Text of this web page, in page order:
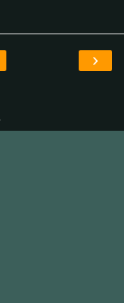
›